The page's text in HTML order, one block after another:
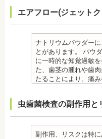
・固いものが一時的
す。また、ガムや餅
食べられなくなるこ
・装置が壊れること
に相談してください。
・個人差があります
スを受ける患者さん
・矯正中は、器具を
了まで治療できませ
・虫歯や歯周炎が発
て歯科医院で治療を
・患者様が、取り外し
期間が長くなる場合が
・矯正治療では、歯
あります。特に切歯
の凸凹が大きい患者
す。
・個人差により治療
す。
・固いものが一時的
ムや餅など、装置に
を受診してください。
・個人差があり、か
んもいます。
・矯正中は、器具を装
を進めることができ
・矯正中、頭痛、首
気、不眠など不定愁
で、鎮痛剤、吐き気
服用する場合がありま
・治療中と治療後の
れる治療です。また
こりえます。歯科医
・矯正力が強すぎる
・歯や骨の状態、歯
合、虫歯や歯周病の発
期間が長くなる場合
・矯正治療では、歯
あります。特に切歯（
先生
【プロフィール】
日本大学歯学部卒業
日本大学歯学部口腔
歯学博士（口腔外科学
日本大学歯学部非常
社会福祉法人富士白
防に効果的です。
日本歯科大学新潟生
新潟大学医歯学総合
都内歯科医院にて勤務
鳴り響きます。機器
が付いている人に使
人は音を我慢する必
備考
歯石とは、歯垢が石
や歯の表面、歯茎と
のです。唾液腺開口
すく、具体的には「
きません。
単に取り除くことがで
エアフロー(ジェット
ナトリウムパウダー
とがあります。 パウ
に一時的な知覚過敏
た、歯茎の腫れや歯
たることにより、痛
きれない場合があり
また、エアフローは
本来の歯の色自体は
したい場合にはホワイ
虫歯菌検査の副作用と
副作用、リスクは特に